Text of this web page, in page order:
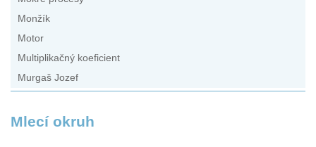
Monžík
Motor
Multiplikačný koeficient
Murgaš Jozef
Mlecí okruh